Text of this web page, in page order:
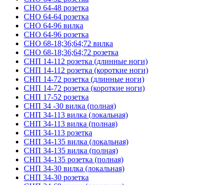
СНО 64-48 розетка
СНО 64-64 розетка
СНО 64-96 вилка
СНО 64-96 розетка
СНО 68-18;36;64;72 вилка
СНО 68-18;36;64;72 розетка
СНП 14-112 розетка (длинные ноги)
СНП 14-112 розетка (короткие ноги)
СНП 14-72 розетка (длинные ноги)
СНП 14-72 розетка (короткие ноги)
СНП 17-52 розетка
СНП 34 -30 вилка (полная)
СНП 34-113 вилка (локальная)
СНП 34-113 вилка (полная)
СНП 34-113 розетка
СНП 34-135 вилка (локальная)
СНП 34-135 вилка (полная)
СНП 34-135 розетка (полная)
СНП 34-30 вилка (локальная)
СНП 34-30 розетка